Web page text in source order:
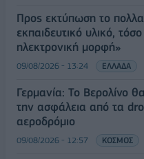
Προς εκτύπωση το
εκπαιδευτικό υλικό,
ηλεκτρονική μορφή»
09/08/2026 - 13:24 ΕΛΛΑΔΑ
Γερμανία: Το Βερολίνο
την ασφάλεια από τα
αεροδρόμιο
09/08/2026 - 12:57 ΚΟΣΜΟΣ